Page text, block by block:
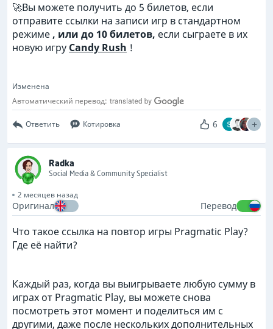
🚀Вы можете получить до 5 билетов, если
отправите ссылки на записи игр в стандартном
режиме , или до 10 билетов, если сыграете в их
новую игру Candy Rush !
Изменена
Автоматический перевод:
Ответить Котировка 6
Radka
Social Media & Community Specialist
2 месяцев назад
Оригинал Перевод
Что такое ссылка на повтор игры Pragmatic Play?
Где её найти?
Каждый раз, когда вы выигрываете любую сумму в
играх от Pragmatic Play, вы можете снова
посмотреть этот момент и поделиться им с
другими, даже после нескольких дополнительных